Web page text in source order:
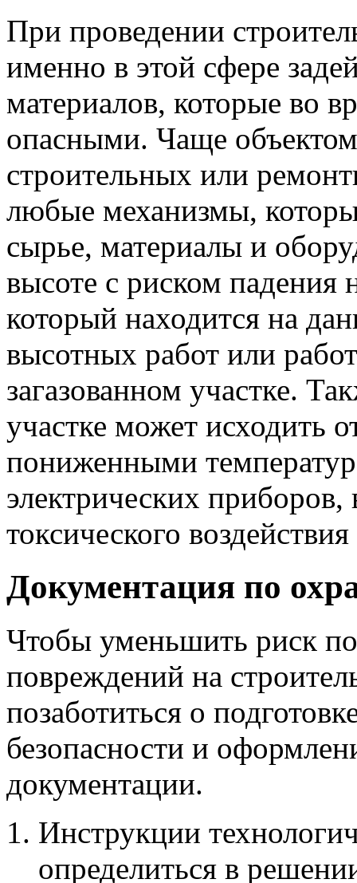
При проведении
именно в этой сфере
материалов, которые во
опасными. Чаще
строительных или
любые механизмы,
сырье, материалы и
высоте с риском падения
который находится на
высотных работ или
загазованном участке.
участке может исходить
пониженными
электрических
токсического
Документация по
Чтобы уменьшить риск
повреждений на
позаботиться о
безопасности и
документации.
Инструкции
определиться в